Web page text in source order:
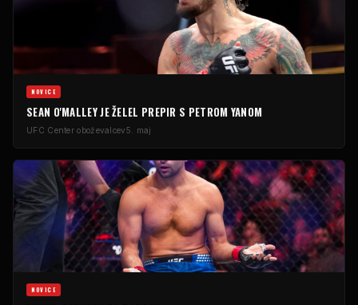
NOVICE
SEAN O'MALLEY JE ŽELEL PREPIR S PETROM YANOM
UFC Center oboževalcev5. maj
NOVICE